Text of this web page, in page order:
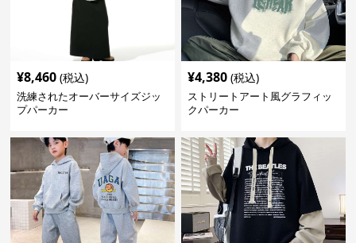
¥8,460 (税込)
洗練されたオーバーサイズジッ
プパーカー
¥4,380 (税込)
ストリートアート風グラフィッ
クパーカー